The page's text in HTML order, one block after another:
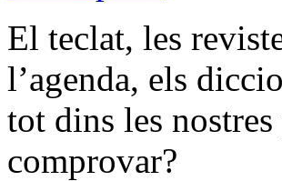
El teclat, les
l’agenda, els
tot dins les
comprovar?